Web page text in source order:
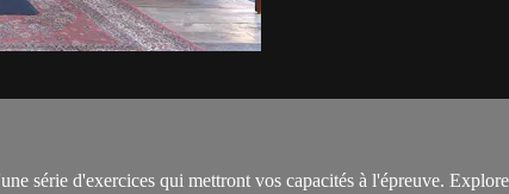
série d'exercices qui mettront vos capacités à l'épreuve.